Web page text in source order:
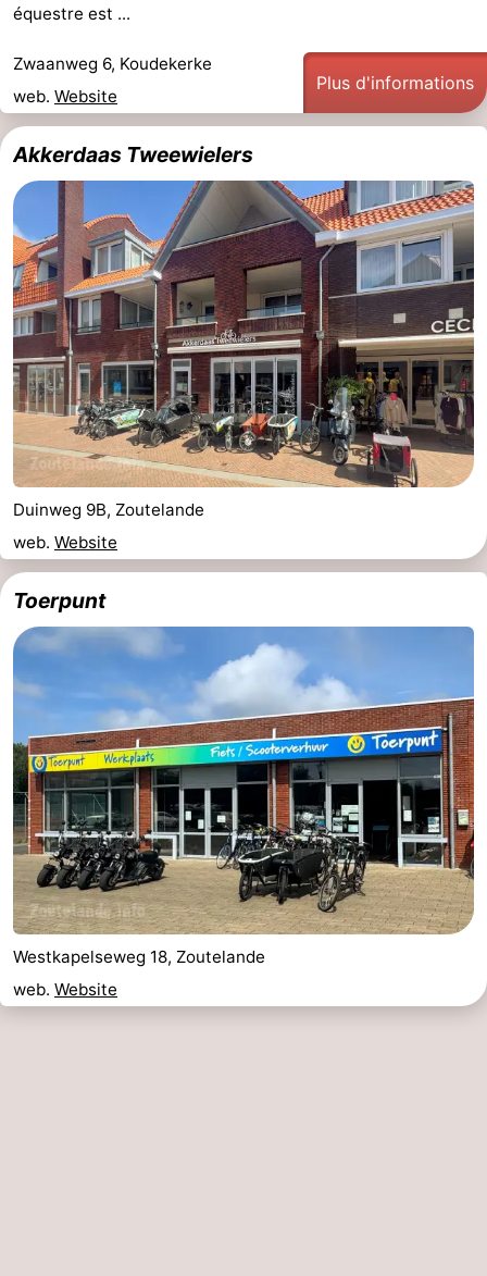
équestre est ...
Zwaanweg 6, Koudekerke
web. Website
Plus d'informations
Akkerdaas Tweewielers
Duinweg 9B, Zoutelande
web. Website
Toerpunt
Westkapelseweg 18, Zoutelande
web. Website